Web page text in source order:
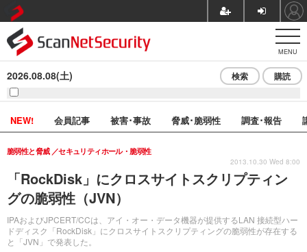
MENU
2026.08.08(土) 検索 購読
NEW! 会員記事 被害･事故 脅威･脆弱性 調査･報告
「RockDisk」にクロスサイトスクリプティン
グの脆弱性（JVN）
IPAおよびJPCERT/CCは、アイ・オー・データ機器が提供するLAN 接続型ハー
ドディスク「RockDisk」にクロスサイトスクリプティングの脆弱性が存在する
と「JVN」で発表した。
脆弱性と脅威 セキュリティホール・脆弱性
2013.10.30 Wed 8:00